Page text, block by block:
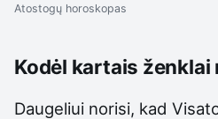
Atostogų horoskopas
Kodėl kartais ženklai
Daugeliui norisi, kad